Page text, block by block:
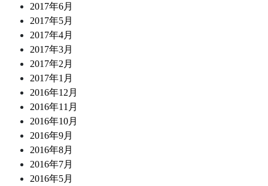
2017年6月
2017年5月
2017年4月
2017年3月
2017年2月
2017年1月
2016年12月
2016年11月
2016年10月
2016年9月
2016年8月
2016年7月
2016年5月